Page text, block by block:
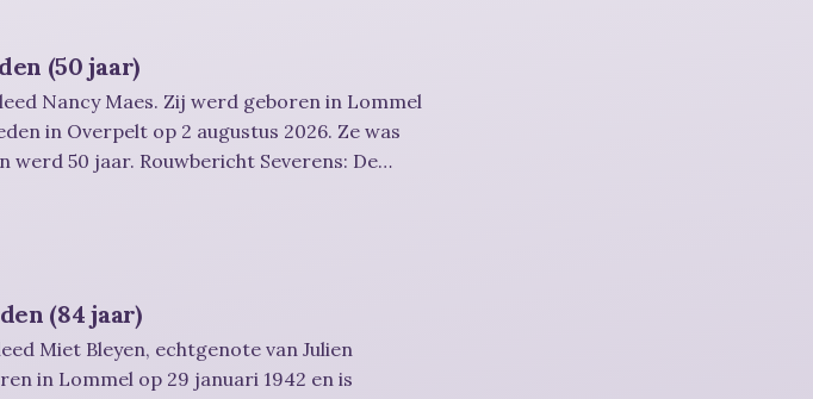
(50 jaar)
Nancy Maes. Zij werd geboren in Lommel
in Overpelt op 2 augustus 2026. Ze was
Severens: De
kring. Er is gelegenheid om
(84 jaar)
Miet Bleyen, echtgenote van Julien
in Lommel op 29 januari 1942 en is